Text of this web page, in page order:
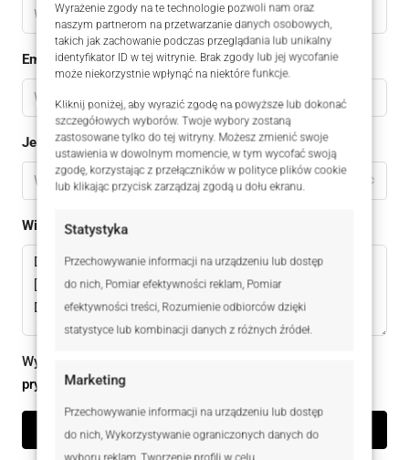
Wyrażenie zgody na te technologie pozwoli nam oraz
naszym partnerom na przetwarzanie danych osobowych,
takich jak zachowanie podczas przeglądania lub unikalny
identyfikator ID w tej witrynie. Brak zgody lub jej wycofanie
może niekorzystnie wpłynąć na niektóre funkcje.
Kliknij poniżej, aby wyrazić zgodę na powyższe lub dokonać
szczegółowych wyborów. Twoje wybory zostaną
zastosowane tylko do tej witryny. Możesz zmienić swoje
ustawienia w dowolnym momencie, w tym wycofać swoją
zgodę, korzystając z przełączników w polityce plików cookie
lub klikając przycisk zarządzaj zgodą u dołu ekranu.
Statystyka
Przechowywanie informacji na urządzeniu lub dostęp
do nich, Pomiar efektywności reklam, Pomiar
efektywności treści, Rozumienie odbiorców dzięki
statystyce lub kombinacji danych z różnych źródeł.
Marketing
Przechowywanie informacji na urządzeniu lub dostęp
do nich, Wykorzystywanie ograniczonych danych do
Email
Jestem
Wybierz
Wiadomomść
Wysyłając ten formularz zgadzam się z
prywatności
Wyślij zapytanie